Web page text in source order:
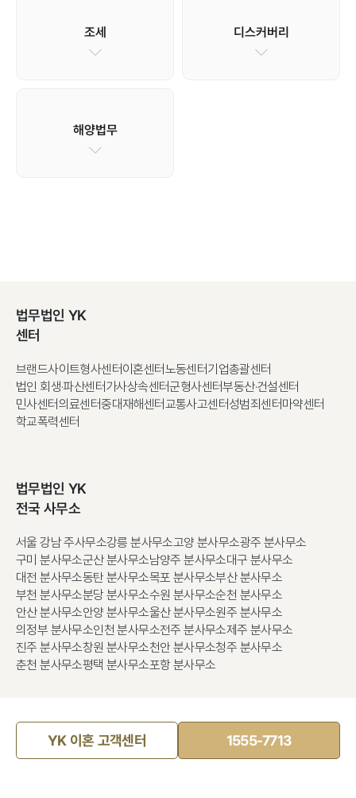
조세 디스커버리
해양법무
법무법인 YK
센터
브랜드사이트형사센터이혼센터노동센터기업총괄센터
법인 회생·파산센터가사상속센터군형사센터부동산·건설센터
민사센터의료센터중대재해센터교통사고센터성범죄센터마약센터
학교폭력센터
법무법인 YK
전국 사무소
서울 강남 주사무소강릉 분사무소고양 분사무소광주 분사무소
구미 분사무소군산 분사무소남양주 분사무소대구 분사무소
대전 분사무소동탄 분사무소목포 분사무소부산 분사무소
부천 분사무소분당 분사무소수원 분사무소순천 분사무소
안산 분사무소안양 분사무소울산 분사무소원주 분사무소
의정부 분사무소인천 분사무소전주 분사무소제주 분사무소
진주 분사무소창원 분사무소천안 분사무소청주 분사무소
춘천 분사무소평택 분사무소포항 분사무소
YK 이혼 고객센터 1555-7713